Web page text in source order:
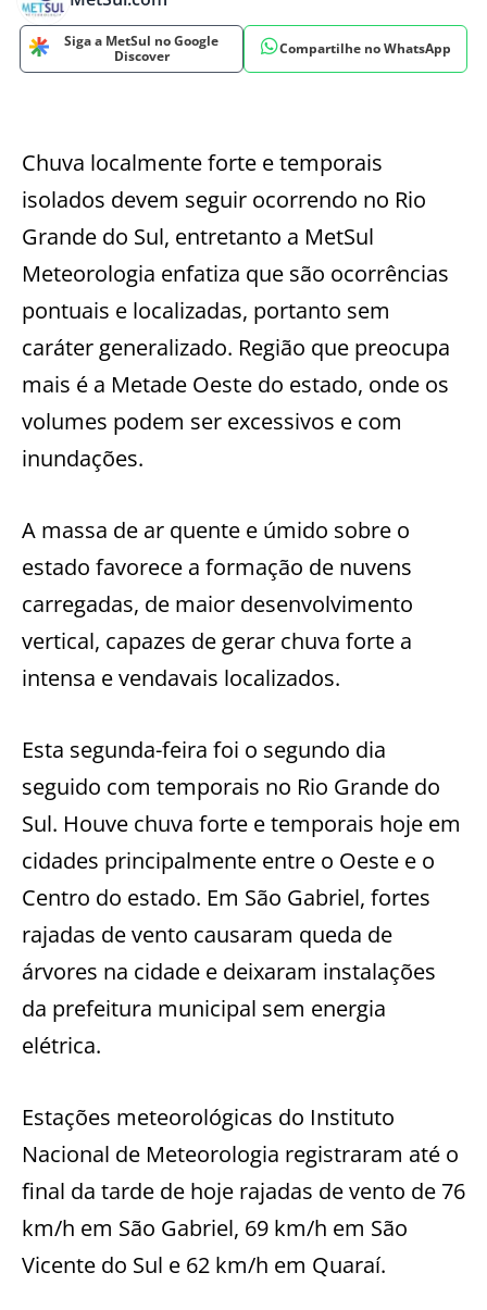
Siga a MetSul no Google
Discover
Compartilhe no WhatsApp
Chuva localmente forte e temporais
isolados devem seguir ocorrendo no Rio
Grande do Sul, entretanto a MetSul
Meteorologia enfatiza que são ocorrências
pontuais e localizadas, portanto sem
caráter generalizado. Região que preocupa
mais é a Metade Oeste do estado, onde os
volumes podem ser excessivos e com
inundações.
A massa de ar quente e úmido sobre o
estado favorece a formação de nuvens
carregadas, de maior desenvolvimento
vertical, capazes de gerar chuva forte a
intensa e vendavais localizados.
Esta segunda-feira foi o segundo dia
seguido com temporais no Rio Grande do
Sul. Houve chuva forte e temporais hoje em
cidades principalmente entre o Oeste e o
Centro do estado. Em São Gabriel, fortes
rajadas de vento causaram queda de
árvores na cidade e deixaram instalações
da prefeitura municipal sem energia
elétrica.
Estações meteorológicas do Instituto
Nacional de Meteorologia registraram até o
final da tarde de hoje rajadas de vento de 76
km/h em São Gabriel, 69 km/h em São
Vicente do Sul e 62 km/h em Quaraí.